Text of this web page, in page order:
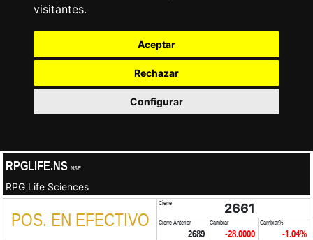
visitantes.
Aceptar
Rechazar
Configurar
RPGLIFE.NS NSE
RPG Life Sciences
POS. EN EFECTIVO
Cierre 2661
Cierre Anterior
2689
Cambiar
-28.0000
Cambiar%
-1.04%